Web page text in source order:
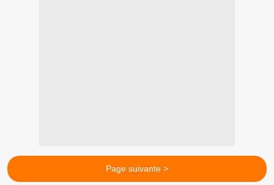
Page suivante >